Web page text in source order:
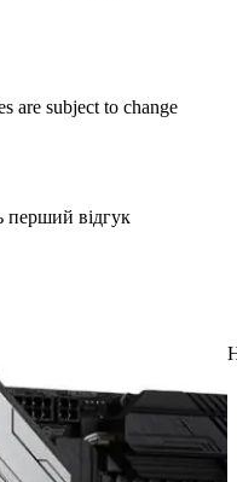
are subject to change
перший відгук